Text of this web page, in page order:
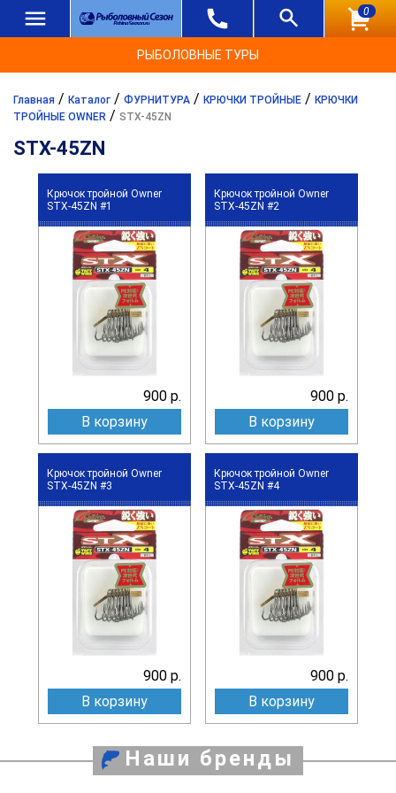
0
РЫБОЛОВНЫЕ ТУРЫ
Главная / Каталог / ФУРНИТУРА / КРЮЧКИ ТРОЙНЫЕ / КРЮЧКИ
ТРОЙНЫЕ OWNER / STX-45ZN
STX-45ZN
Крючок тройной Owner
STX-45ZN #1
900 р.
В корзину
Крючок тройной Owner
STX-45ZN #2
900 р.
В корзину
Крючок тройной Owner
STX-45ZN #3
900 р.
В корзину
Крючок тройной Owner
STX-45ZN #4
900 р.
В корзину
Наши бренды